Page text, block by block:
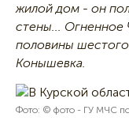
жилой дом - он
стены... Огненное
половины шестого
Конышевка.
Фото: © фото - ГУ МЧС